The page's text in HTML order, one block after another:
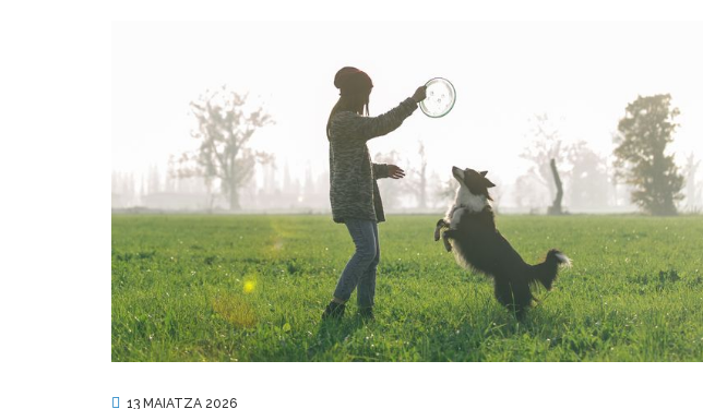
13 MAIATZA 2026